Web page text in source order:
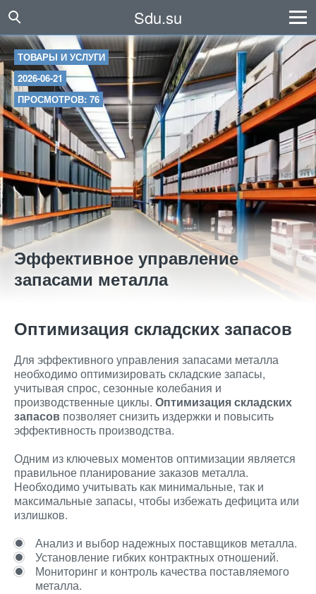
Sdu.su
ТОВАРЫ И УСЛУГИ
2026-06-21
ПРОСМОТРОВ: 76
Эффективное управление
запасами металла
Оптимизация складских запасов
Для эффективного управления запасами металла
необходимо оптимизировать складские запасы,
учитывая спрос, сезонные колебания и
производственные циклы. Оптимизация складских
запасов позволяет снизить издержки и повысить
эффективность производства.
Одним из ключевых моментов оптимизации является
правильное планирование заказов металла.
Необходимо учитывать как минимальные, так и
максимальные запасы, чтобы избежать дефицита или
излишков.
Анализ и выбор надежных поставщиков металла.
Установление гибких контрактных отношений.
Мониторинг и контроль качества поставляемого
металла.